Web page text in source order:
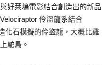
好萊塢電影結合創造出的新品
伶盜龍系結合
化石模擬的伶盜龍，大概比雞
鴕鳥。